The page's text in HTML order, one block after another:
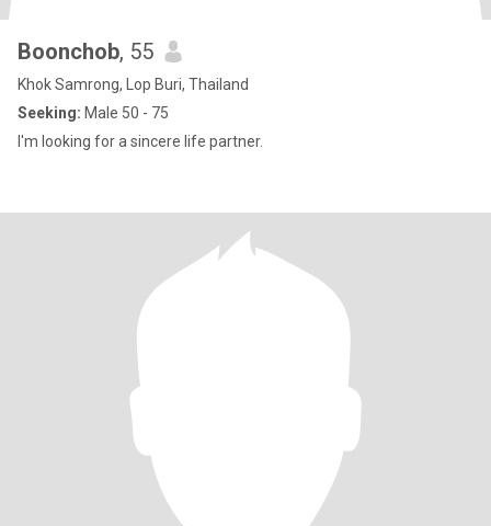
Boonchob, 55
Khok Samrong, Lop Buri, Thailand
Seeking: Male 50 - 75
I'm looking for a sincere life partner.